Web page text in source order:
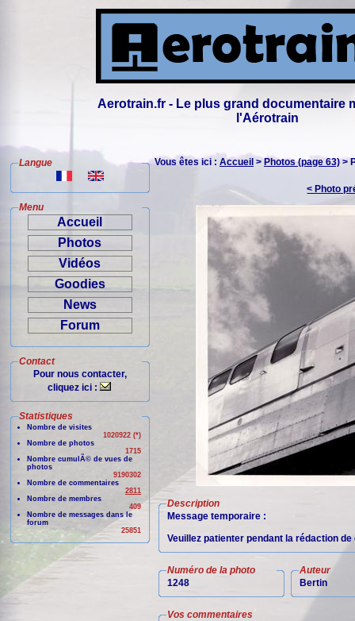
Aerotrain.fr - Le plus grand documentaire
l'Aérotrain
Langue
Menu
Accueil
Photos
Vidéos
Goodies
News
Forum
Contact
Pour nous contacter,
cliquez ici :
Statistiques
Nombre de visites
1020922 (*)
Nombre de photos
1715
Nombre cumulÃ© de vues de
photos
9190302
Nombre de commentaires
2811
Nombre de membres
409
Nombre de messages dans le
forum
25851
Vous êtes ici : Accueil > Photos (page 63) >
< Photo
Description
Message temporaire :
Veuillez patienter pendant la rédaction
Numéro de la photo
1248
Auteur
Bertin
Vos commentaires